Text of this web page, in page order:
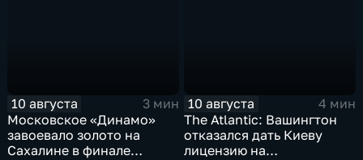
10 августа
3 мин
Московское «Динамо»
завоевало золото на
Сахалине в финале
10 августа
4 мин
The Atlantic: Вашингтон
отказался дать Киеву
лицензию на